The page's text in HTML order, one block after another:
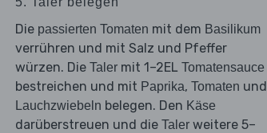
Die passierten Tomaten mit dem Basilikum
verrühren und mit Salz und Pfeffer
würzen. Die Talermit 1–2EL Tomatensauce
bestreichen und mit Paprika, Tomaten und
Lauchzwiebeln belegen. Den Käse
darüberstreuen und die Talerweitere 5–